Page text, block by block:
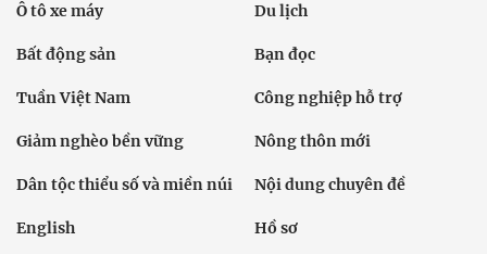
Ô tô xe máy Du lịch
Bất động sản Bạn đọc
Tuần Việt Nam Công nghiệp hỗ trợ
Giảm nghèo bền vững Nông thôn mới
Dân tộc thiểu số và miền núi Nội dung chuyên đề
English Hồ sơ